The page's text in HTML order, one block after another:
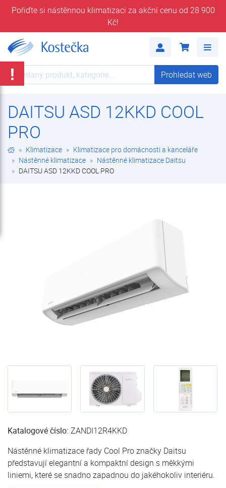
Pořiďte si nástěnnou klimatizaci za akční cenu od 28 900
Kč!
Prohledat web Prohledat web
DAITSU ASD 12KKD COOL
PRO
Klimatizace
Klimatizace pro domácnosti a kanceláře
Nástěnné klimatizace
Nástěnné klimatizace Daitsu
DAITSU ASD 12KKD COOL PRO
Katalogové číslo: ZANDI12R4KKD
Nástěnné klimatizace řady Cool Pro značky Daitsu
představují elegantní a kompaktní design s měkkými
liniemi, které se snadno zapadnou do jakéhokoliv interiéru.
!